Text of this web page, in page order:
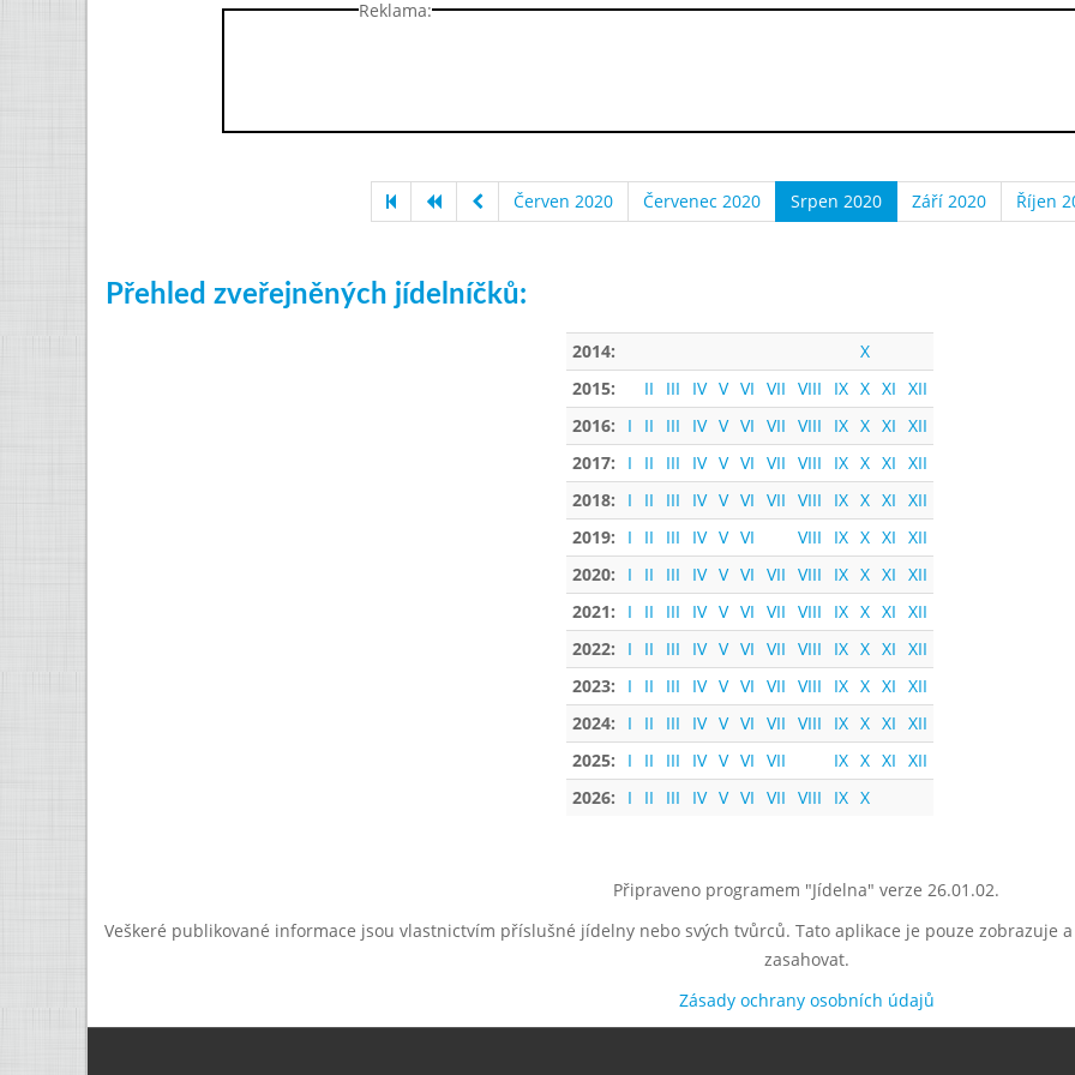
Reklama:
Červen 2020 Červenec 2020 Srpen 2020 Září 2020 Říjen
Přehled zveřejněných jídelníčků:
2014:
X
2015:
II III IV V VI VII VIII IX X XI XII
2016:
I II III IV V VI VII VIII IX X XI XII
2017:
I II III IV V VI VII VIII IX X XI XII
2018:
I II III IV V VI VII VIII IX X XI XII
2019:
I II III IV V VI VIII IX X XI XII
2020:
I II III IV V VI VII VIII IX X XI XII
2021:
I II III IV V VI VII VIII IX X XI XII
2022:
I II III IV V VI VII VIII IX X XI XII
2023:
I II III IV V VI VII VIII IX X XI XII
2024:
I II III IV V VI VII VIII IX X XI XII
2025:
I II III IV V VI VII IX X XI XII
2026:
I II III IV V VI VII VIII IX X
Připraveno programem "Jídelna" verze 26.01.02.
Veškeré publikované informace jsou vlastnictvím příslušné jídelny nebo svých tvůrců. Tato aplikace je pouze zobrazuje
zasahovat.
Zásady ochrany osobních údajů